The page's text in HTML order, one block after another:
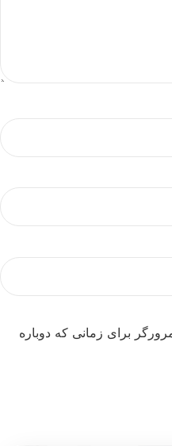
برای زمانی که دوباره